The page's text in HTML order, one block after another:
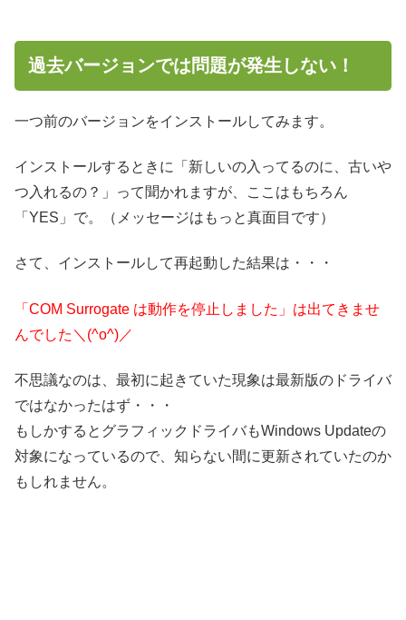
過去バージョンでは問題が発生しない！
一つ前のバージョンをインストールしてみます。
インストールするときに「新しいの入ってるのに、古いや
つ入れるの？」って聞かれますが、ここはもちろん
「YES」で。（メッセージはもっと真面目です）
さて、インストールして再起動した結果は・・・
「COM Surrogate は動作を停止しました」は出てきませ
んでした＼(^o^)／
不思議なのは、最初に起きていた現象は最新版のドライバ
ではなかったはず・・・
もしかするとグラフィックドライバもWindows Updateの
対象になっているので、知らない間に更新されていたのか
もしれません。